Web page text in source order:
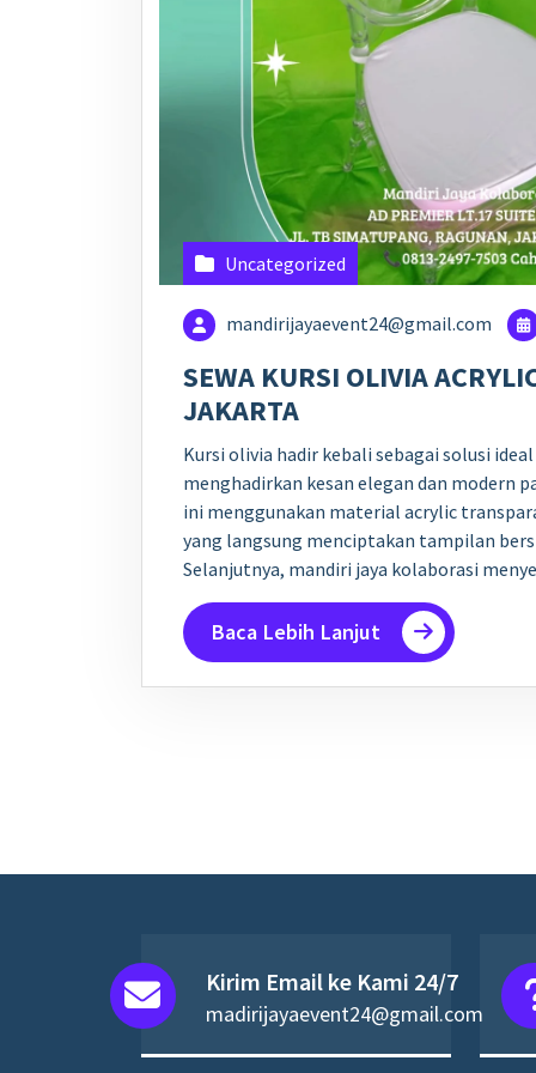
Uncategorized
mandirijayaevent24@gmail.com
SEWA KURSI OLIVIA
JAKARTA
Kursi olivia hadir kebali sebagai solusi
menghadirkan kesan elegan dan modern
ini menggunakan material acrylic
yang langsung menciptakan tampilan
Selanjutnya, mandiri jaya kolaborasi
Baca Lebih Lanjut
Kirim Email ke Kami 24/7
madirijayaevent24@gmail.com